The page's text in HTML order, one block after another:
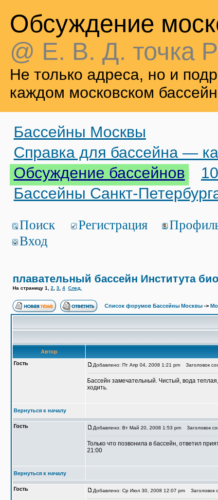
Обсуждение
@ Е. В. Д. точка
Не только адреса, но и
каждом московском
Бассейны Москвы
Справка для бассейна —
Обсуждение бассейнов
Бассейны Санкт-
Поиск Регистрация
Вход
плавательный бассейн Института
На страницу 1 2 3 4 След.
Список форумов Бассейны Москвы ->
Автор
Гость
Добавлено: Пт Апр 04, 2008 1:21 pm Заголовок
Бассейн замечательный. Чистый, вода
ходить.
Вернуться к началу
Гость Добавлено: Вт Май 20, 2008 1:53 pm Заголовок
Только что позвонила в бассейн, ответил
21:00
Вернуться к началу
Гость Добавлено: Ср Июл 30, 2008 12:07 pm Заголовок